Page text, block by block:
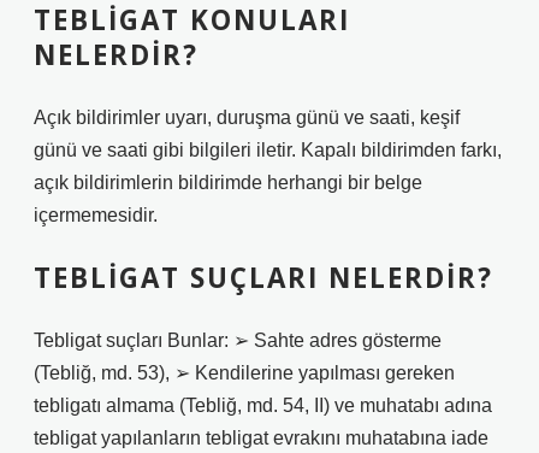
TEBLIGAT KONULARI
NELERDIR?
Açık bildirimler uyarı, duruşma günü ve saati, keşif
günü ve saati gibi bilgileri iletir. Kapalı bildirimden farkı,
açık bildirimlerin bildirimde herhangi bir belge
içermemesidir.
TEBLIGAT SUÇLARI NELERDIR?
Tebligat suçları Bunlar: ➢ Sahte adres gösterme
(Tebliğ, md. 53), ➢ Kendilerine yapılması gereken
tebligatı almama (Tebliğ, md. 54, II) ve muhatabı adına
tebligat yapılanların tebligat evrakını muhatabına iade